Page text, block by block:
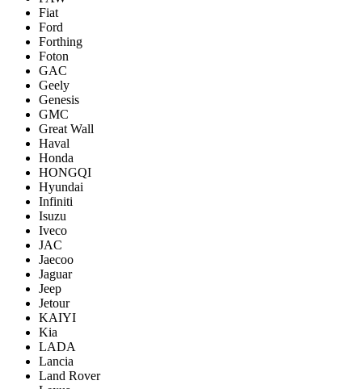
Fiat
Ford
Forthing
Foton
GAC
Geely
Genesis
GMC
Great Wall
Haval
Honda
HONGQI
Hyundai
Infiniti
Isuzu
Iveco
JAC
Jaecoo
Jaguar
Jeep
Jetour
KAIYI
Kia
LADA
Lancia
Land Rover